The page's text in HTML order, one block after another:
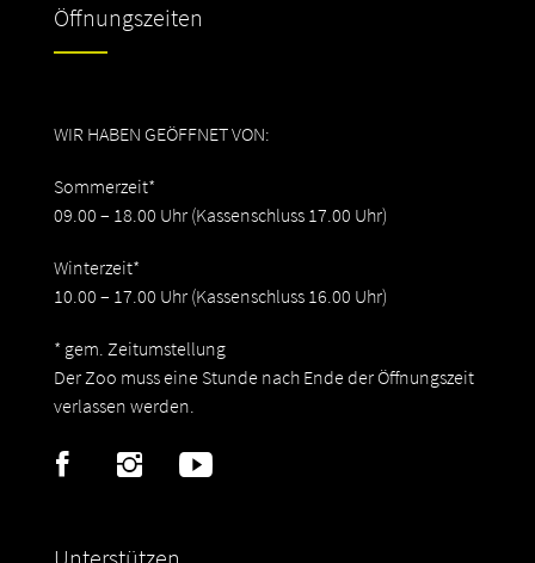
Öffnungszeiten
WIR HABEN GEÖFFNET VON:
Sommerzeit*
09.00 – 18.00 Uhr (Kassenschluss 17.00 Uhr)
Winterzeit*
10.00 – 17.00 Uhr (Kassenschluss 16.00 Uhr)
* gem. Zeitumstellung
Der Zoo muss eine Stunde nach Ende der Öffnungszeit
verlassen werden.